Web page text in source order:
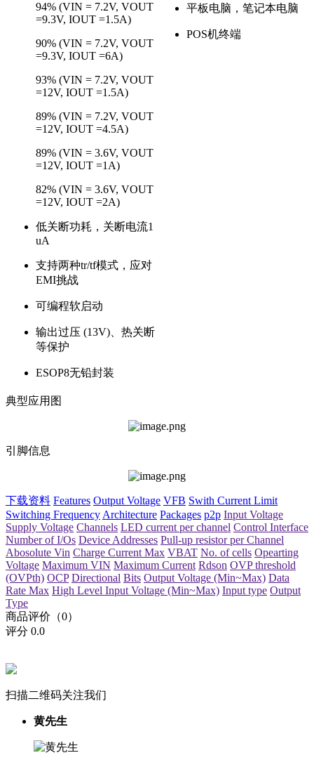
94% (VIN = 7.2V, VOUT
=9.3V, IOUT =1.5A)
90% (VIN = 7.2V, VOUT
=9.3V, IOUT =6A)
93% (VIN = 7.2V, VOUT
=12V, IOUT =1.5A)
89% (VIN = 7.2V, VOUT
=12V, IOUT =4.5A)
89% (VIN = 3.6V, VOUT
=12V, IOUT =1A)
82% (VIN = 3.6V, VOUT
=12V, IOUT =2A)
低关断功耗，关断电流1
uA
支持两种tr/tf模式，应对
EMI挑战
可编程软启动
输出过压 (13V)、热关断
等保护
ESOP8无铅封装
平板电脑，笔记本电脑
POS机终端
典型应用图
引脚信息
下载资料 Features Output Voltage VFB Swith Current Limit
Switching Frequency Architecture Packages p2p Input Voltage
Supply Voltage Channels LED current per channel Control Interface
Number of I/Os Device Addresses Pull-up resistor per Channel
Abosolute Vin Charge Current Max VBAT No. of cells Opearting
Voltage Maximum VIN Maximum Current Rdson OVP threshold
(OVPth) OCP Directional Bits Output Voltage (Min~Max) Data
Rate Max High Level Input Voltage (Min~Max) Input type Output
Type
商品评价（0）
评分 0.0
扫描二维码关注我们
黄先生